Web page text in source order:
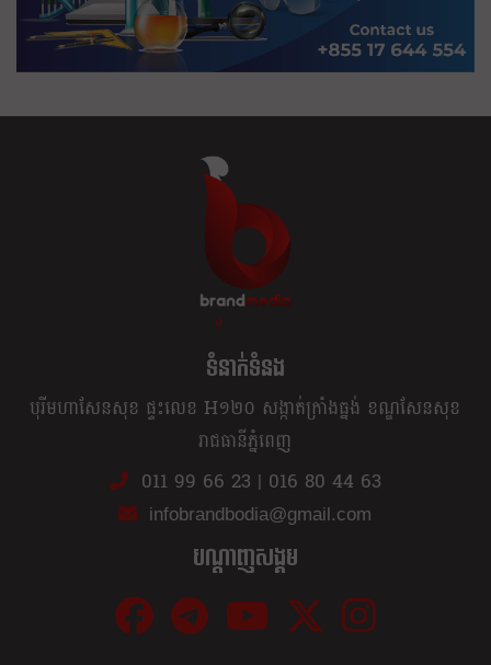
ទំនាក់ទំនង
បុរីមហាសែនសុខ ផ្ទះលេខ H១២០ សង្កាត់ក្រាំងធ្នង់ ខណ្ឌសែនសុខ
រាជធានីភ្នំពេញ
011 99 66 23 | 016 80 44 63
infobrandbodia@gmail.com
បណ្ដាញសង្គម